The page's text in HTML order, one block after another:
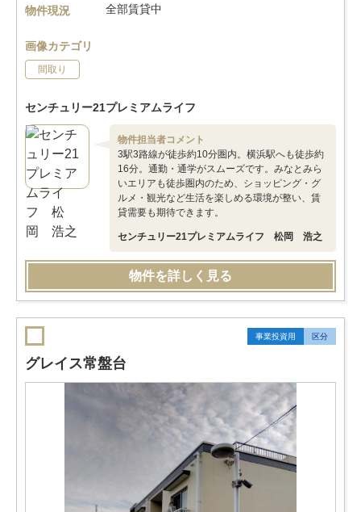
物件現況
全部賃貸中
画像カテゴリ
間取り
センチュリー21プレミアムライフ
物件担当者コメント
3駅3路線が徒歩約10分圏内。横浜駅へも徒歩約
16分。通勤・通学がスムーズです。みなとみら
いエリアも徒歩圏内のため、ショッピング・グ
ルメ・観光など生活を楽しめる環境が整い、賃
貸需要も期待できます。
センチュリー21プレミアムライフ 松岡 浩之
物件を詳しく見る
事業投資用 区分
グレイス常盤台